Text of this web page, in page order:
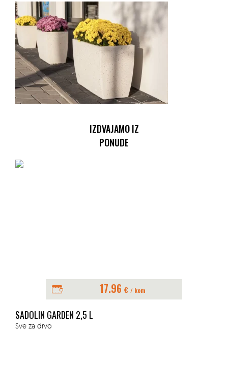
IZDVAJAMO IZ
PONUDE
17.96 € / kom
SADOLIN GARDEN 2,5 L
Sve za drvo